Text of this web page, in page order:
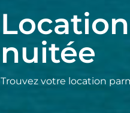
nuitée
Trouvez votre location